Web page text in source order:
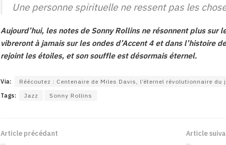
Une personne spirituelle ne ressent pas les
Aujourd’hui, les notes de Sonny Rollins ne résonnent plus sur
vibreront à jamais sur les ondes d’Accent 4 et dans l’histoire
rejoint les étoiles, et son souffle est désormais éternel.
Via:
Réécoutez : Centenaire de Miles Davis, l’éternel révolutionnaire du
Tags:
Jazz Sonny Rollins
Article précédant Article